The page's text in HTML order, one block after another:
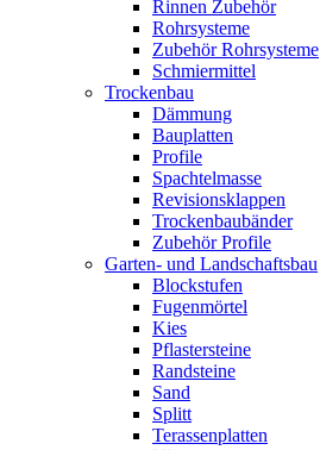
Rinnen Zubehör
Rohrsysteme
Zubehör Rohrsysteme
Schmiermittel
Trockenbau
Dämmung
Bauplatten
Profile
Spachtelmasse
Revisionsklappen
Trockenbaubänder
Zubehör Profile
Garten- und Landschaftsbau
Blockstufen
Fugenmörtel
Kies
Pflastersteine
Randsteine
Sand
Splitt
Terassenplatten